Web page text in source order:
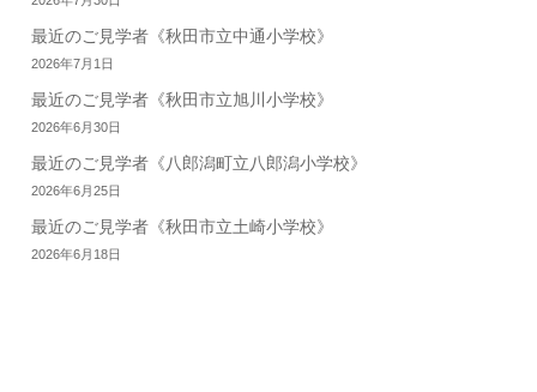
最近のご見学者《秋田市立中通小学校》
2026年7月1日
最近のご見学者《秋田市立旭川小学校》
2026年6月30日
最近のご見学者《八郎潟町立八郎潟小学校》
2026年6月25日
最近のご見学者《秋田市立土崎小学校》
2026年6月18日